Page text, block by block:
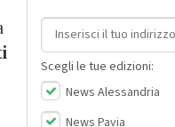
Indirizzo email
Scegli le tue edizioni:
News Alessandria
News Pavia